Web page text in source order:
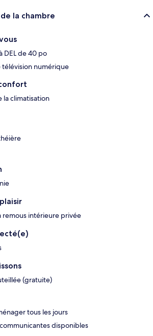
la chambre
DEL de 40 po
télévision numérique
la climatisation
remous intérieure privée
(gratuite)
tous les jours
disponibles